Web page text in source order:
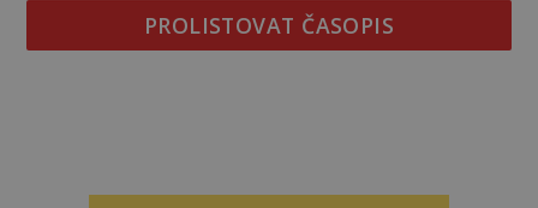
PROLISTOVAT ČASOPIS